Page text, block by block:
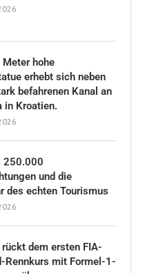
Meter hohe
erhebt sich neben
befahrenen Kanal an
in Kroatien.
250.000
und die
des echten Tourismus
dem ersten FIA-
Rennkurs mit Formel-1-